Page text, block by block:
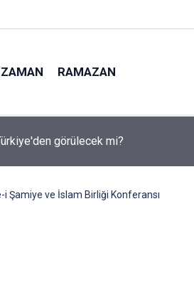
RAMAZAN
başkasına değil!
i Şamiye ve İslam Birliği Konferansı